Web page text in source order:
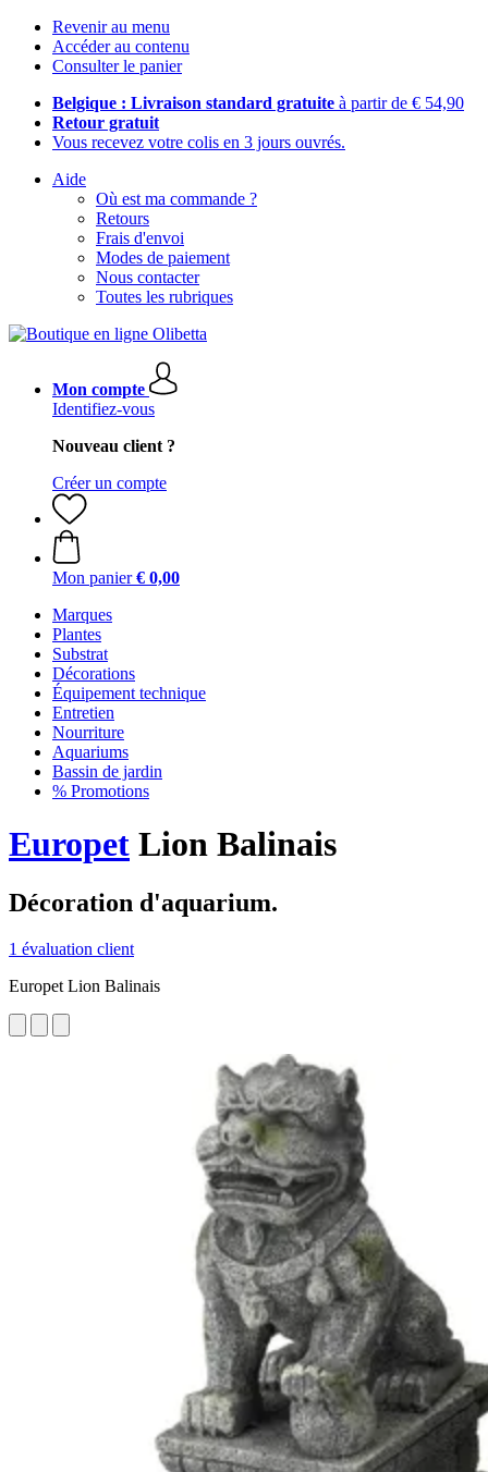
Revenir au menu
Accéder au contenu
Consulter le panier
Belgique : Livraison standard gratuite à partir de € 54,90
Retour gratuit
Vous recevez votre colis en 3 jours ouvrés.
Aide
Où est ma commande ?
Retours
Frais d'envoi
Modes de paiement
Nous contacter
Toutes les rubriques
Mon compte
Identifiez-vous
Nouveau client ?
Créer un compte
Mon panier € 0,00
Marques
Plantes
Substrat
Décorations
Équipement technique
Entretien
Nourriture
Aquariums
Bassin de jardin
% Promotions
Europet Lion Balinais
Décoration d'aquarium.
1 évaluation client
Europet Lion Balinais